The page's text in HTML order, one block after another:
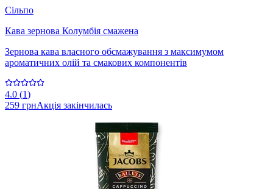
Сільпо
Кава зернова Колумбія смажена
Зернова кава власного обсмажування з максимумом
ароматичних олій та смакових компонентів
4.0 (1)
259 грнАкція закінчилась